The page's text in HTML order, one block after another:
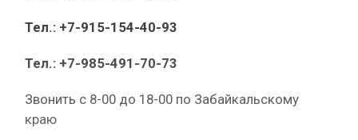
Тел.: +7-915-154-40-93
Тел.: +7-985-491-70-73
Звонить с 8-00 до 18-00 по Забайкальскому
краю